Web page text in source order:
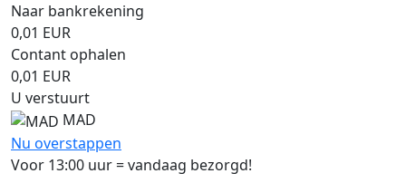
Naar bankrekening
0,01 EUR
Contant ophalen
0,01 EUR
U verstuurt
MAD
Nu overstappen
Voor 13:00 uur = vandaag bezorgd!